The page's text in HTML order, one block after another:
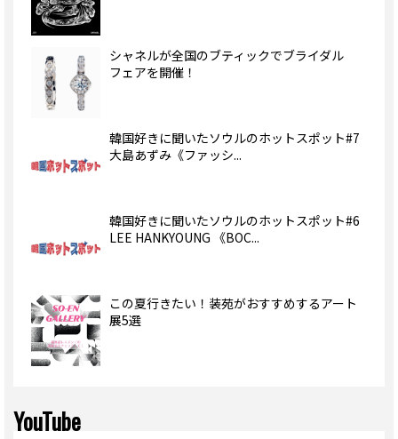
シャネルが全国のブティックでブライダル
フェアを開催！
韓国好きに聞いたソウルのホットスポット#7
大島あずみ《ファッシ...
韓国好きに聞いたソウルのホットスポット#6
LEE HANKYOUNG 《BOC...
この夏行きたい！装苑がおすすめするアート
展5選
YouTube